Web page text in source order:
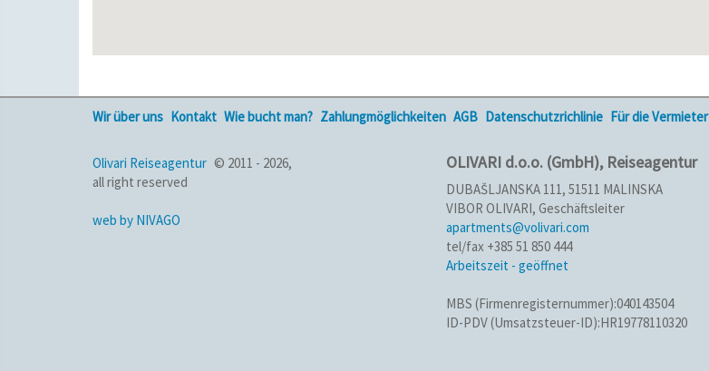
Wir über uns Kontakt Wie bucht man? Zahlungmöglichkeiten AGB Datenschutzrichlinie Für die Vermieter
Olivari Reiseagentur © 2011 - 2026,
all right reserved
web by NIVAGO
OLIVARI d.o.o. (GmbH), Reiseagentur
DUBAŠLJANSKA 111, 51511 MALINSKA
VIBOR OLIVARI, Geschäftsleiter
apartments@volivari.com
tel/fax +385 51 850 444
Arbeitszeit - geöffnet
MBS (Firmenregisternummer):040143504
ID-PDV (Umsatzsteuer-ID):HR19778110320